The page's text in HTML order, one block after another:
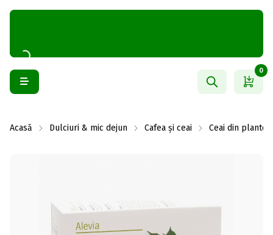
0
Acasă Dulciuri & mic dejun Cafea și ceai Ceai din plante